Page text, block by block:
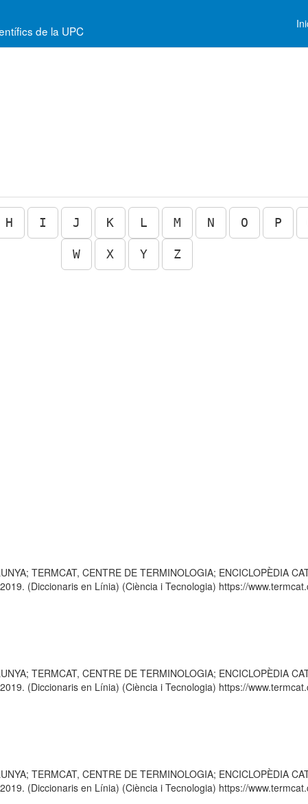
de la UPC
H I J K L M N O P
W X Y Z
TERMCAT, CENTRE DE TERMINOLOGIA; ENCICLOPÈDIA
(Diccionaris en Línia) (Ciència i Tecnologia) https://
TERMCAT, CENTRE DE TERMINOLOGIA; ENCICLOPÈDIA
(Diccionaris en Línia) (Ciència i Tecnologia) https://
TERMCAT, CENTRE DE TERMINOLOGIA; ENCICLOPÈDIA
(Diccionaris en Línia) (Ciència i Tecnologia) https://